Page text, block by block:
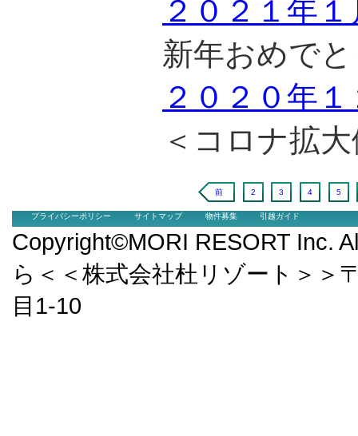
２０２１年
新年おめで
２０２０年
＜コロナ拡
前 2 3 4 5
プライバシーポリシー サイトマップ 物件募集 引越ガイド
Copyright©MORI RESORT Inc.
ら＜＜株式会社杜リゾート＞＞
目1-10